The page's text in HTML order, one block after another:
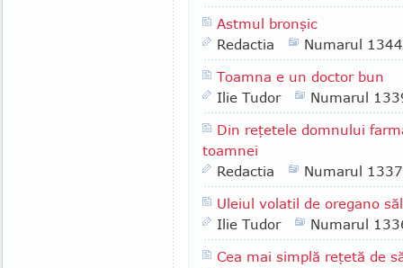
Astmul bronşic
Redactia
Numarul 1344
Toamna e un doctor bun
Ilie Tudor
Numarul
Din reţetele domnului
toamnei
Redactia
Numarul 1337
Uleiul volatil de oregano
Ilie Tudor
Numarul
Cea mai simplă reţetă de